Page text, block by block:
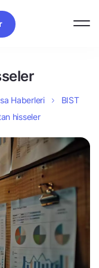
Haberleri
BIST
hisseler